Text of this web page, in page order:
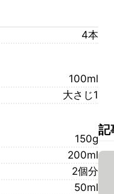
4本
100ml
大さじ1
150g
200ml
2個分
50ml
記